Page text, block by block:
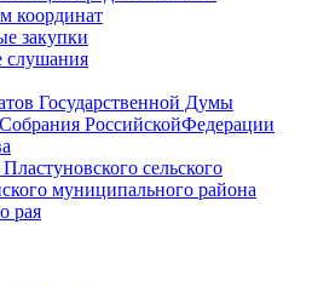
координат
закупки
слушания
Государственной Думы
РоссийскойФедерации
сельского
муниципального района
рая